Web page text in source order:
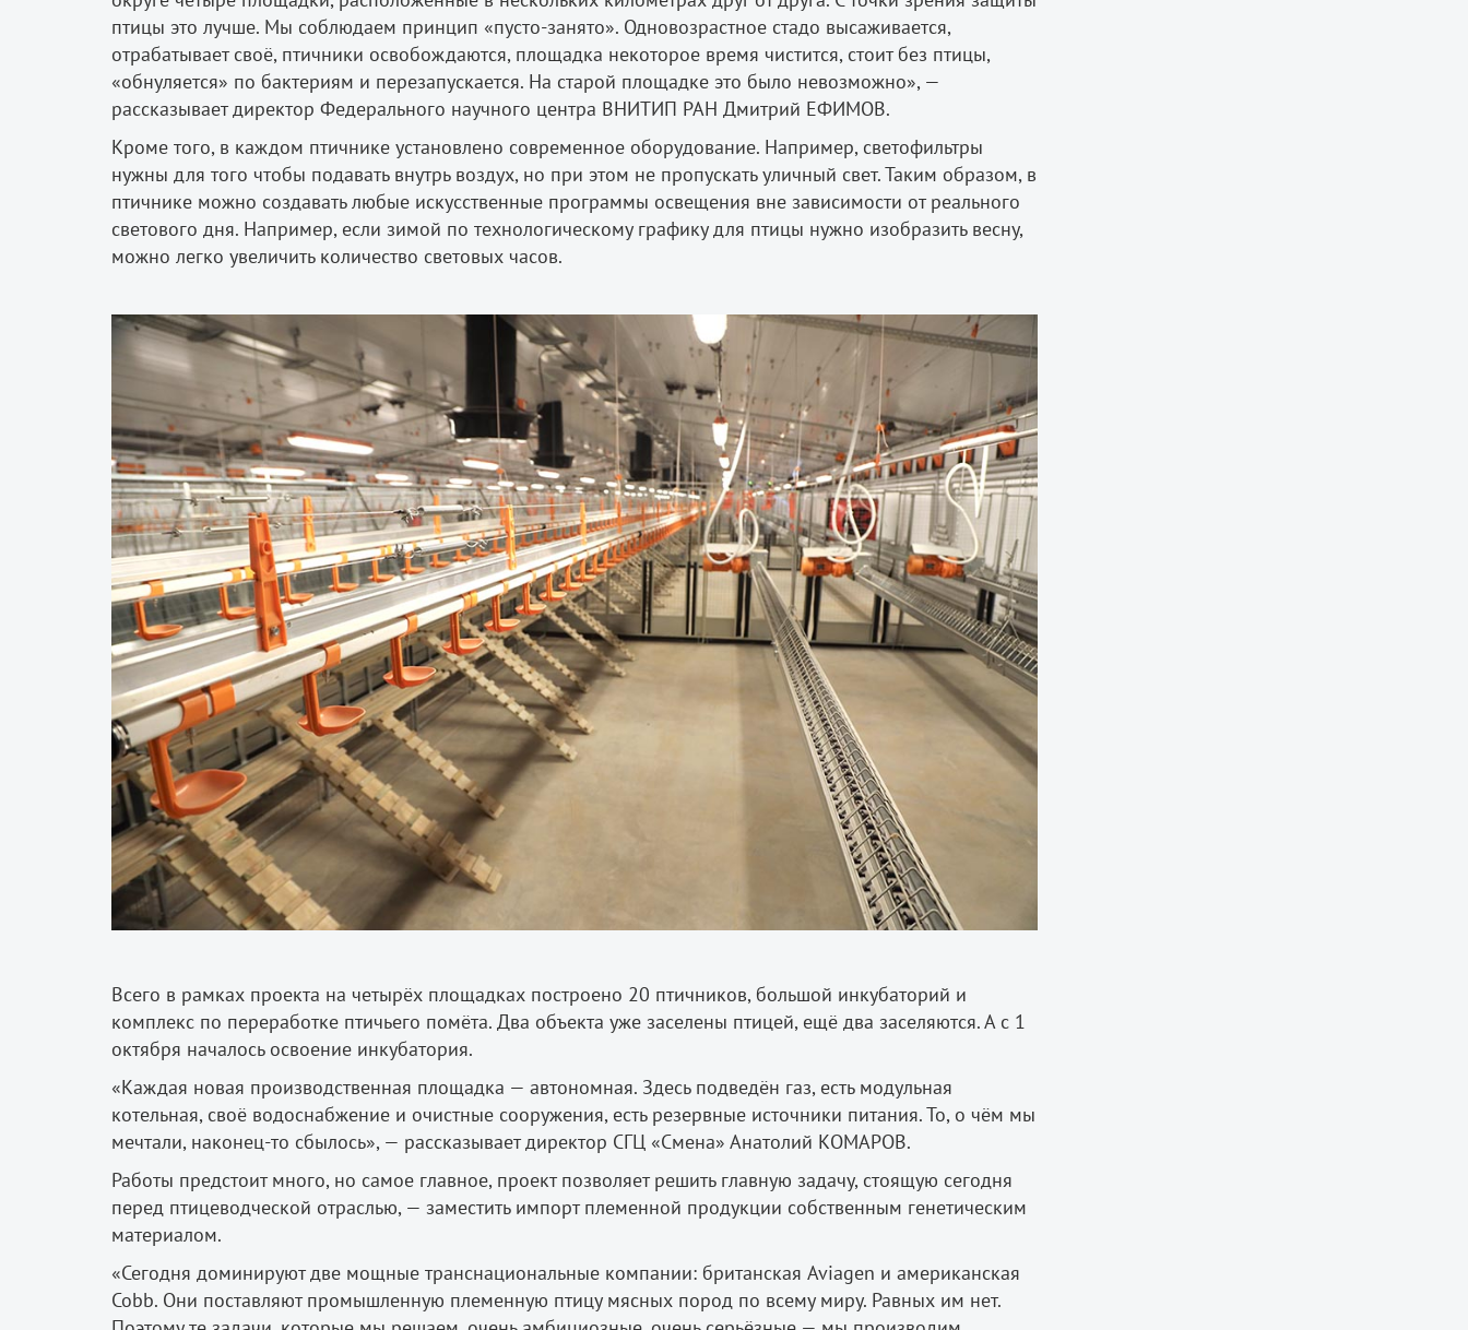
птицы это лучше. Мы соблюдаем принцип «пусто-занято». Одновозрастное стадо высаживается,
отрабатывает своё, птичники освобождаются, площадка некоторое время чистится, стоит без птицы,
«обнуляется» по бактериям и перезапускается. На старой площадке это было невозможно», —
рассказывает директор Федерального научного центра ВНИТИП РАН Дмитрий ЕФИМОВ.
Кроме того, в каждом птичнике установлено современное оборудование. Например, светофильтры
нужны для того чтобы подавать внутрь воздух, но при этом не пропускать уличный свет. Таким образом, в
птичнике можно создавать любые искусственные программы освещения вне зависимости от реального
светового дня. Например, если зимой по технологическому графику для птицы нужно изобразить весну,
можно легко увеличить количество световых часов.
Всего в рамках проекта на четырёх площадках построено 20 птичников, большой инкубаторий и
комплекс по переработке птичьего помёта. Два объекта уже заселены птицей, ещё два заселяются. А с 1
октября началось освоение инкубатория.
«Каждая новая производственная площадка — автономная. Здесь подведён газ, есть модульная
котельная, своё водоснабжение и очистные сооружения, есть резервные источники питания. То, о чём мы
мечтали, наконец-то сбылось», — рассказывает директор СГЦ «Смена» Анатолий КОМАРОВ.
Работы предстоит много, но самое главное, проект позволяет решить главную задачу, стоящую сегодня
перед птицеводческой отраслью, — заместить импорт племенной продукции собственным генетическим
материалом.
«Сегодня доминируют две мощные транснациональные компании: британская Aviagen и американская
Cobb. Они поставляют промышленную племенную птицу мясных пород по всему миру. Равных им нет.